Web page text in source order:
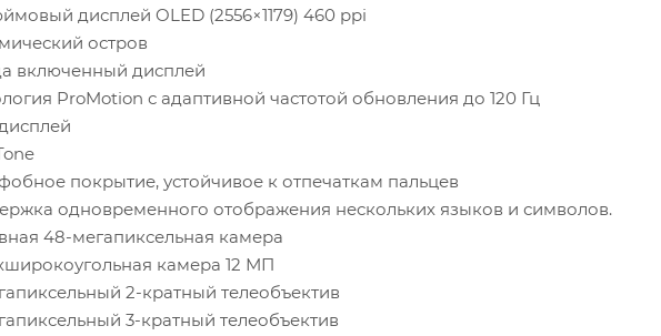
дисплей OLED (2556×1179) 460 ppi
остров
включенный дисплей
ProMotion с адаптивной частотой обновления до 120 Гц
покрытие, устойчивое к отпечаткам пальцев
одновременного отображения нескольких языков и символов.
48-мегапиксельная камера
камера 12 МП
2-кратный телеобъектив
3-кратный телеобъектив